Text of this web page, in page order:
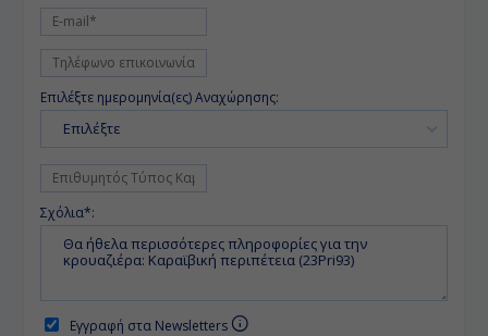
Επιλέξτε ημερομηνία(ες) Αναχώρησης:
Επιλέξτε
Σχόλια*:
Εγγραφή στα Newsletters